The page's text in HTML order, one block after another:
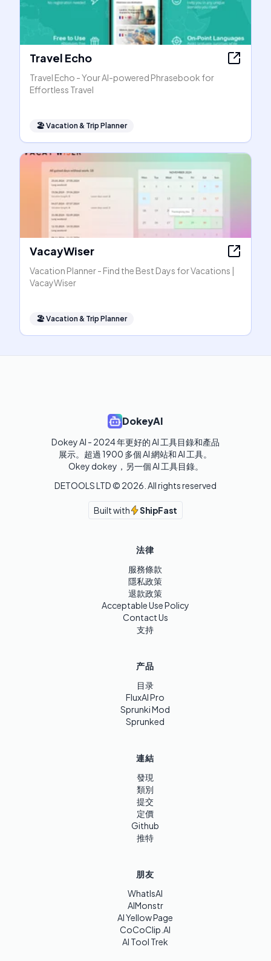
Travel Echo
Travel Echo - Your AI-powered Phrasebook for
Effortless Travel
🏖Vacation & Trip Planner
VacayWiser
Vacation Planner - Find the Best Days for Vacations |
VacayWiser
🏖Vacation & Trip Planner
DokeyAI
Dokey AI - 2024 年更好的 AI 工具目錄和產品
展示。超過 1900 多個 AI 網站和 AI 工具。
Okey dokey，另一個 AI 工具目錄。
DETOOLS LTD © 2026 . All rights reserved
Built with ShipFast
法律
服務條款
隱私政策
退款政策
Acceptable Use Policy
Contact Us
支持
产品
目录
FluxAI Pro
Sprunki Mod
Sprunked
連結
發現
類別
提交
定價
Github
推特
朋友
WhatIsAI
AIMonstr
AI Yellow Page
CoCoClip.AI
AI Tool Trek